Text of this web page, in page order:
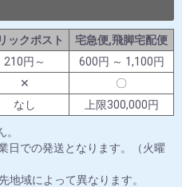
ックポスト
宅急便,飛脚宅配便
210円～
600円 ～ 1,100円
✕
〇
なし 上限300,000円
日での発送となります。（火曜
地域によって異なります。